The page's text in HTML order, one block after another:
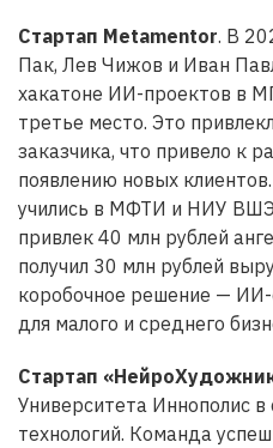
Стартап Metamentor. В
Пак, Лев Чижов и Иван
хакатоне ИИ-проектов в
третье место. Это
заказчика, что привело к
появлению новых
учились в МФТИ и НИУ
привлек 40 млн рублей
получил 30 млн рублей
коробочное решение — ИИ-
для малого и среднего
Стартап
Университета Иннополис
технологий. Команда